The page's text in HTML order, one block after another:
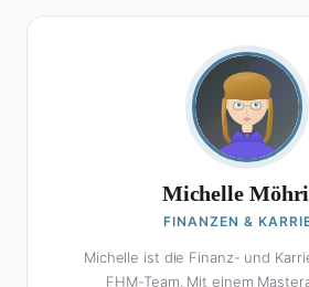
Michelle
FINANZEN &
Michelle ist die Finanz- und
FHM-Team. Mit einem